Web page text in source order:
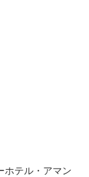
ホテル・アマン